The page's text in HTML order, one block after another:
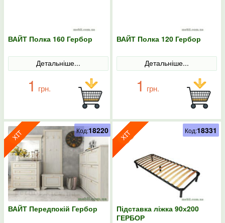
ВАЙТ Полка 160 Гербор
Детальніше...
1 грн.
ВАЙТ Полка 120 Гербор
Детальніше...
1 грн.
ВАЙТ Передпокій Гербор
Код:18220
Підставка ліжка 90х200
ГЕРБОР
Код:18331